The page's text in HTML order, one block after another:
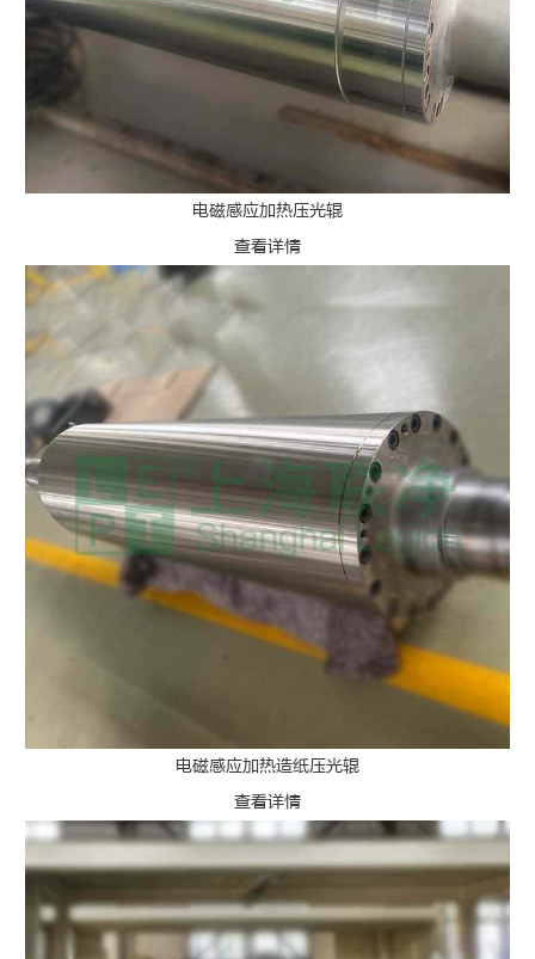
电磁感应加热压光辊
查看详情
电磁感应加热造纸压光辊
查看详情